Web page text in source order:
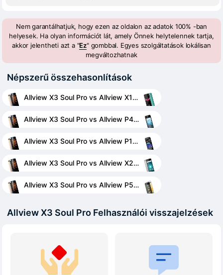
Nem garantálhatjuk, hogy ezen az oldalon az adatok 100% -ban
helyesek. Ha olyan információt lát, amely Önnek helytelennek tartja,
akkor jelentheti azt a "Ez" gombbal. Egyes szolgáltatások lokálisan
megváltozhatnak
Népszerű összehasonlítások
Allview X3 Soul Pro vs Allview X1 Xtreme Mini
Allview X3 Soul Pro vs Allview P4 Duo
Allview X3 Soul Pro vs Allview P1 AllDro
Allview X3 Soul Pro vs Allview X2 Soul Style + Platinum
Allview X3 Soul Pro vs Allview P5 Quad
Allview X3 Soul Pro Felhasználói visszajelzések